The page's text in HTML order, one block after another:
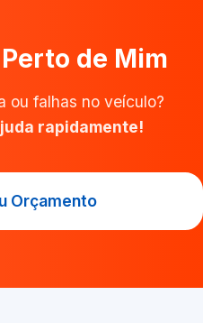
de Mim
ou falhas no veículo?
rapidamente!
Orçamento